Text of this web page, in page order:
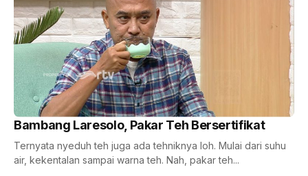
Bambang Laresolo, Pakar Teh Bersertifikat
Ternyata nyeduh teh juga ada tehniknya loh. Mulai dari suhu
air, kekentalan sampai warna teh. Nah, pakar teh...